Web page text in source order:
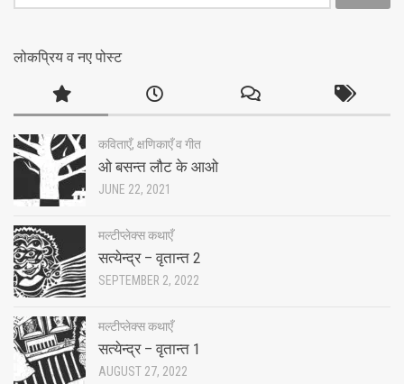
for:
लोकप्रिय व नए पोस्ट
कविताएँ, क्षणिकाएँ व गीत
ओ बसन्त लौट के आओ
JUNE 22, 2021
मल्टीप्लेक्स कथाएँ
सत्येन्द्र – वृतान्त 2
SEPTEMBER 2, 2022
मल्टीप्लेक्स कथाएँ
सत्येन्द्र – वृतान्त 1
AUGUST 27, 2022